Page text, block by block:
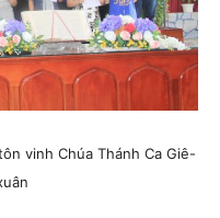
vinh Chúa Thánh Ca Giê-